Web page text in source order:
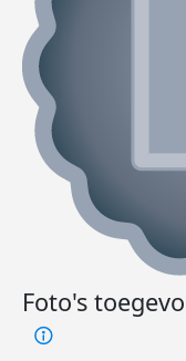
Foto's